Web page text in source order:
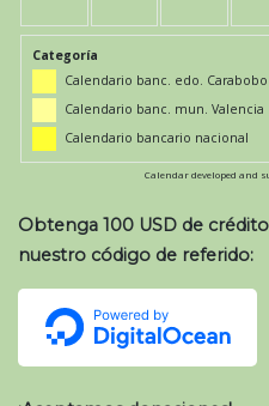
Categoría
Calendario banc. edo. Carabobo
Calendario banc. mun. Valencia
Calendario bancario nacional
Calendar developed and
Obtenga 100 USD de
nuestro código de referido: